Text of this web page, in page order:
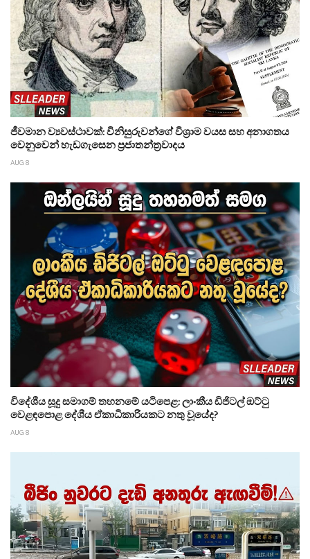
ජීවමාන ව්‍යවස්ථාවක්: විනිසුරුවන්ගේ විශ්‍රාම වයස සහ අනාගතය
වෙනුවෙන් හැඩගැසෙන ප්‍රජාතන්ත්‍රවාදය
AUG 8
විදේශීය සූදු සමාගම් තහනමේ යටිපෙළ: ලාංකීය ඩිජිටල් ඔට්ටු
වෙළඳපොළ දේශීය ඒකාධිකාරියකට නතු වූයේද?
AUG 8